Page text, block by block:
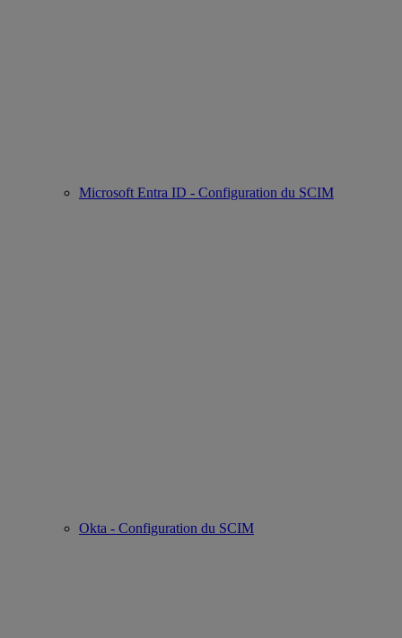
Microsoft Entra ID - Configuration du SCIM
Okta - Configuration du SCIM